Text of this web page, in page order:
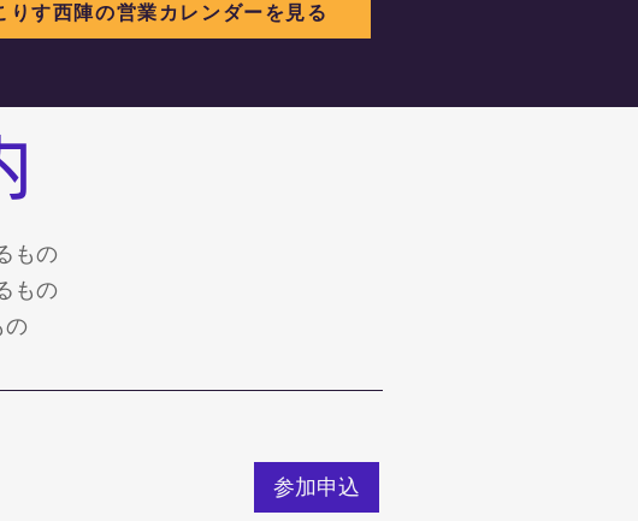
りす西陣の営業カレンダーを見る
もの
もの
参加申込